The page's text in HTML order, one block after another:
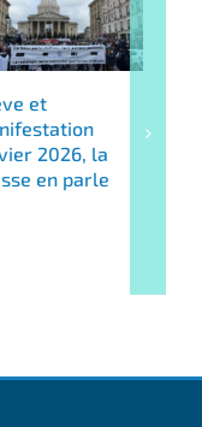
et
2026, la
en parle